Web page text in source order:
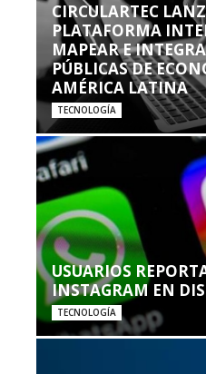
CIRCULARTEC
PLATAFORMA
MAPEAR E
PÚBLICAS DE
AMÉRICA LATINA
TECNOLOGÍA
USUARIOS
INSTAGRAM EN
TECNOLOGÍA